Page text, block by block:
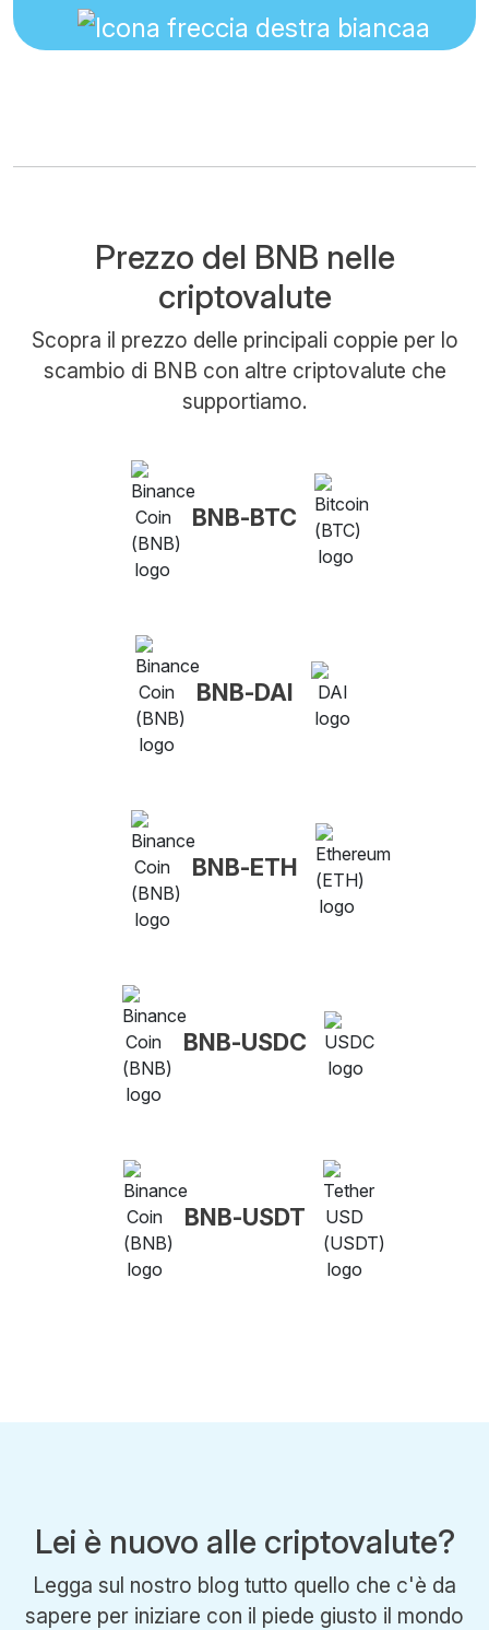
Prezzo del BNB nelle
criptovalute
Scopra il prezzo delle principali coppie per lo
scambio di BNB con altre criptovalute che
supportiamo.
BNB-BTC
BNB-DAI
BNB-ETH
BNB-USDC
BNB-USDT
Lei è nuovo alle criptovalute?
Legga sul nostro blog tutto quello che c'è da
sapere per iniziare con il piede giusto il mondo